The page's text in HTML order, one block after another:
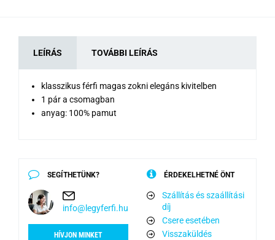
LEÍRÁS TOVÁBBI LEÍRÁS
klasszikus férfi magas zokni elegáns kivitelben
1 pár a csomagban
anyag: 100% pamut
SEGÍTHETÜNK?
info@legyferfi.hu
HÍVJON MINKET
ÉRDEKELHETNÉ ÖNT
Szállítás és szaállítási
díj
Csere esetében
Visszaküldés